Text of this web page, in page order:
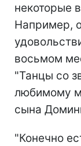
некоторые
Например,
восьмом
"Танцы со
любимому
сына
"Конечно